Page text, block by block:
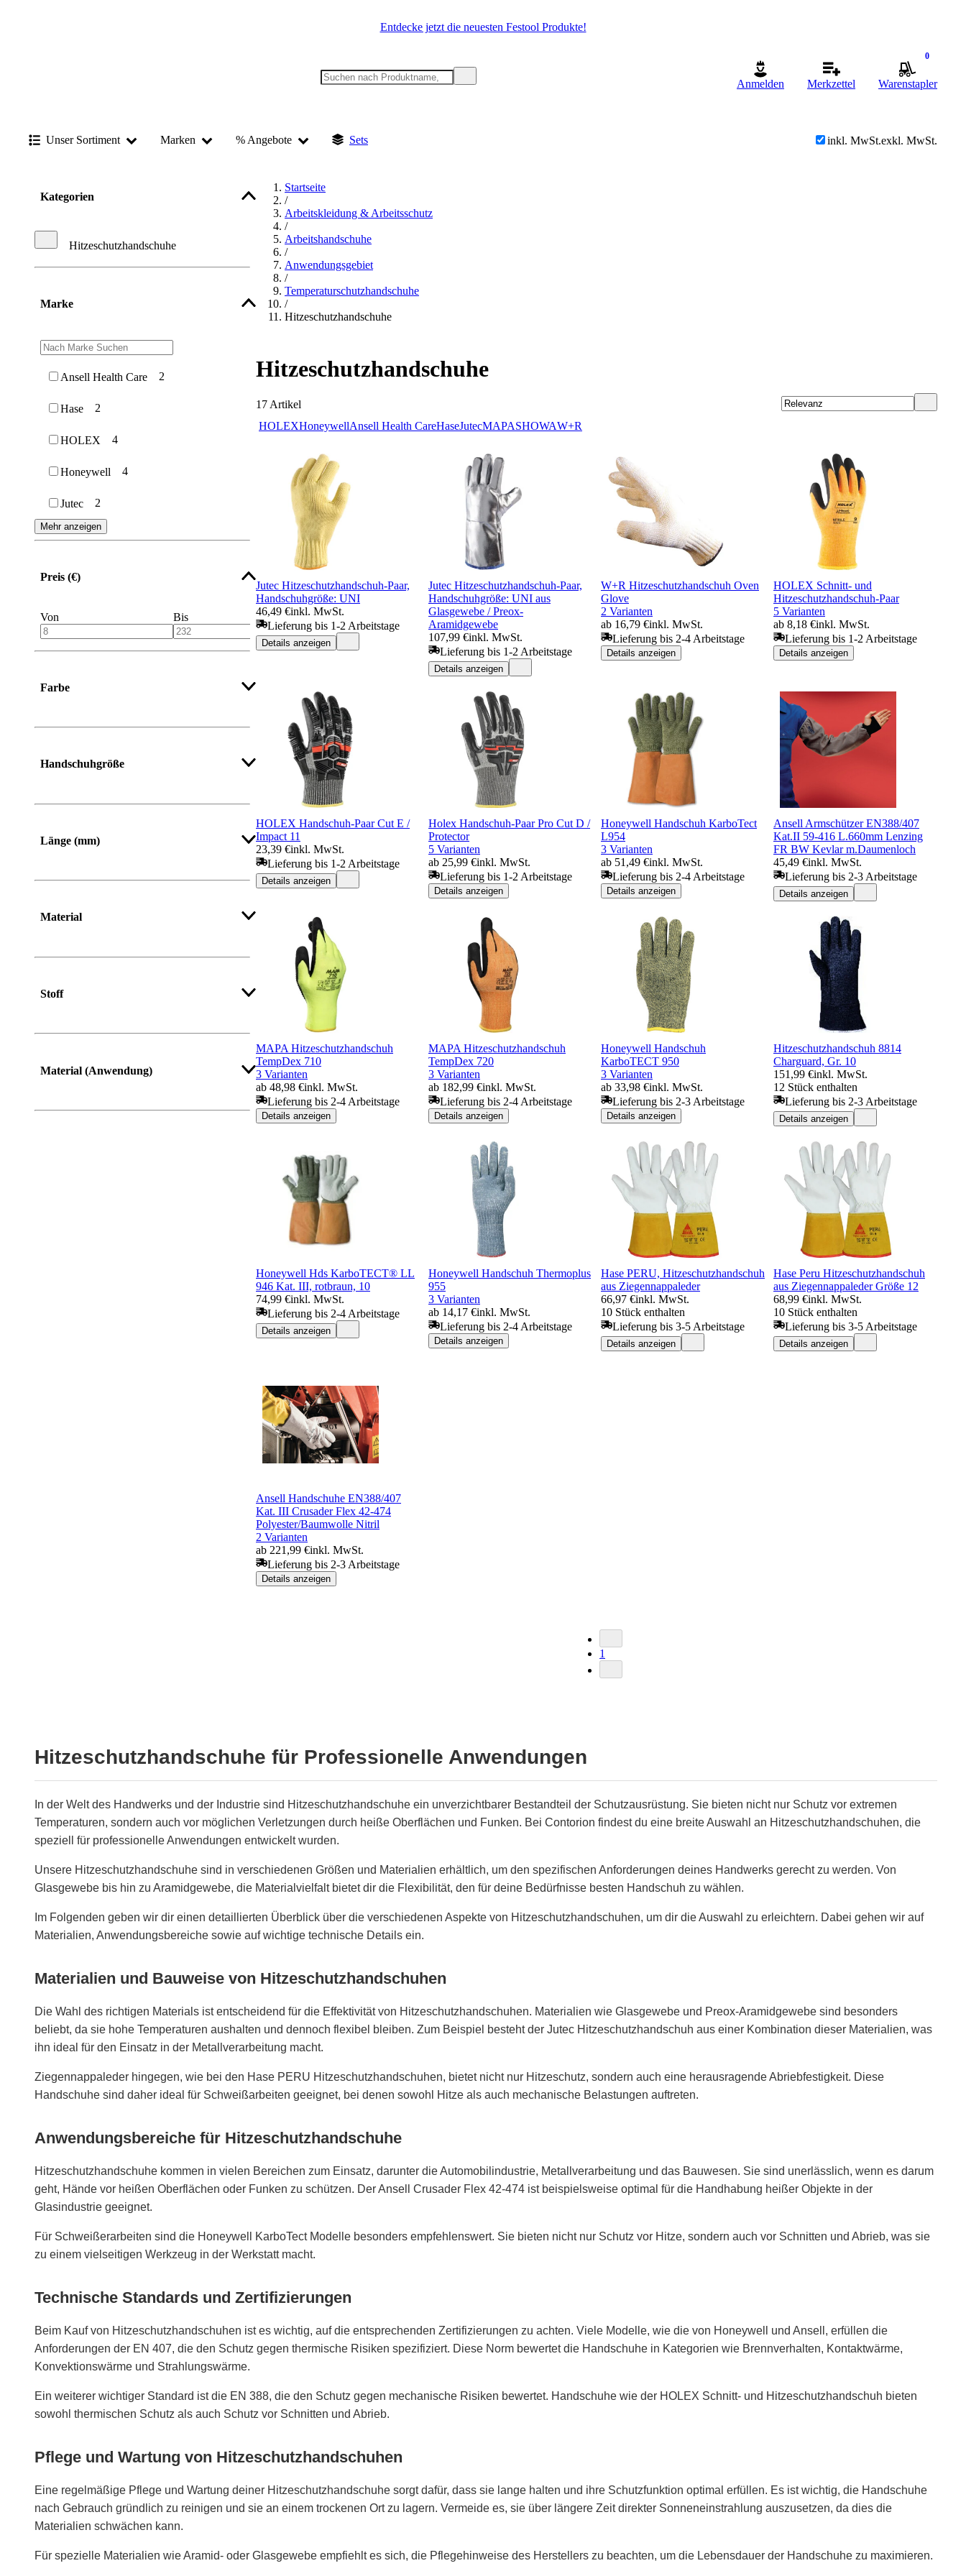
Entdecke jetzt die neuesten Festool Produkte!
Anmelden Merkzettel
0
Warenstapler
Unser Sortiment Marken % Angebote Sets inkl. MwSt.exkl. MwSt.
Kategorien
Hitzeschutzhandschuhe
Marke
Ansell Health Care 2
Hase 2
HOLEX 4
Honeywell 4
Jutec 2
Mehr anzeigen
Preis (€)
Von Bis
Farbe
Handschuhgröße
Länge (mm)
Von Bis
Material
Stoff
Material (Anwendung)
Startseite
/
Arbeitskleidung & Arbeitsschutz
/
Arbeitshandschuhe
/
Anwendungsgebiet
/
Temperaturschutzhandschuhe
/
Hitzeschutzhandschuhe
Hitzeschutzhandschuhe
17 Artikel
HOLEXHoneywellAnsell Health CareHaseJutecMAPASHOWAW+R
Jutec Hitzeschutzhandschuh-Paar,
Handschuhgröße: UNI
46,49 €inkl. MwSt.
Lieferung bis 1-2 Arbeitstage
Details anzeigen
Jutec Hitzeschutzhandschuh-Paar,
Handschuhgröße: UNI aus
Glasgewebe / Preox-
Aramidgewebe
107,99 €inkl. MwSt.
Lieferung bis 1-2 Arbeitstage
Details anzeigen
W+R Hitzeschutzhandschuh Oven
Glove
2 Varianten
ab 16,79 €inkl. MwSt.
Lieferung bis 2-4 Arbeitstage
Details anzeigen
HOLEX Schnitt- und
Hitzeschutzhandschuh-Paar
5 Varianten
ab 8,18 €inkl. MwSt.
Lieferung bis 1-2 Arbeitstage
Details anzeigen
HOLEX Handschuh-Paar Cut E /
Impact 11
23,39 €inkl. MwSt.
Lieferung bis 1-2 Arbeitstage
Details anzeigen
Holex Handschuh-Paar Pro Cut D /
Protector
5 Varianten
ab 25,99 €inkl. MwSt.
Lieferung bis 1-2 Arbeitstage
Details anzeigen
Honeywell Handschuh KarboTect
L954
3 Varianten
ab 51,49 €inkl. MwSt.
Lieferung bis 2-4 Arbeitstage
Details anzeigen
Ansell Armschützer EN388/407
Kat.II 59-416 L.660mm Lenzing
FR BW Kevlar m.Daumenloch
45,49 €inkl. MwSt.
Lieferung bis 2-3 Arbeitstage
Details anzeigen
MAPA Hitzeschutzhandschuh
TempDex 710
3 Varianten
ab 48,98 €inkl. MwSt.
Lieferung bis 2-4 Arbeitstage
Details anzeigen
MAPA Hitzeschutzhandschuh
TempDex 720
3 Varianten
ab 182,99 €inkl. MwSt.
Lieferung bis 2-4 Arbeitstage
Details anzeigen
Honeywell Handschuh
KarboTECT 950
3 Varianten
ab 33,98 €inkl. MwSt.
Lieferung bis 2-3 Arbeitstage
Details anzeigen
Hitzeschutzhandschuh 8814
Charguard, Gr. 10
151,99 €inkl. MwSt.
12 Stück enthalten
Lieferung bis 2-3 Arbeitstage
Details anzeigen
Honeywell Hds KarboTECT® LL
946 Kat. III, rotbraun, 10
74,99 €inkl. MwSt.
Lieferung bis 2-4 Arbeitstage
Details anzeigen
Honeywell Handschuh Thermoplus
955
3 Varianten
ab 14,17 €inkl. MwSt.
Lieferung bis 2-4 Arbeitstage
Details anzeigen
Hase PERU, Hitzeschutzhandschuh
aus Ziegennappaleder
66,97 €inkl. MwSt.
10 Stück enthalten
Lieferung bis 3-5 Arbeitstage
Details anzeigen
Hase Peru Hitzeschutzhandschuh
aus Ziegennappaleder Größe 12
68,99 €inkl. MwSt.
10 Stück enthalten
Lieferung bis 3-5 Arbeitstage
Details anzeigen
Ansell Handschuhe EN388/407
Kat. III Crusader Flex 42-474
Polyester/Baumwolle Nitril
2 Varianten
ab 221,99 €inkl. MwSt.
Lieferung bis 2-3 Arbeitstage
Details anzeigen
1
Hitzeschutzhandschuhe für Professionelle Anwendungen
In der Welt des Handwerks und der Industrie sind Hitzeschutzhandschuhe ein unverzichtbarer Bestandteil der Schutzausrüstung. Sie bieten nicht nur Schutz vor extremen
Temperaturen, sondern auch vor möglichen Verletzungen durch heiße Oberflächen und Funken. Bei Contorion findest du eine breite Auswahl an Hitzeschutzhandschuhen, die
speziell für professionelle Anwendungen entwickelt wurden.
Unsere Hitzeschutzhandschuhe sind in verschiedenen Größen und Materialien erhältlich, um den spezifischen Anforderungen deines Handwerks gerecht zu werden. Von
Glasgewebe bis hin zu Aramidgewebe, die Materialvielfalt bietet dir die Flexibilität, den für deine Bedürfnisse besten Handschuh zu wählen.
Im Folgenden geben wir dir einen detaillierten Überblick über die verschiedenen Aspekte von Hitzeschutzhandschuhen, um dir die Auswahl zu erleichtern. Dabei gehen wir auf
Materialien, Anwendungsbereiche sowie auf wichtige technische Details ein.
Materialien und Bauweise von Hitzeschutzhandschuhen
Die Wahl des richtigen Materials ist entscheidend für die Effektivität von Hitzeschutzhandschuhen. Materialien wie Glasgewebe und Preox-Aramidgewebe sind besonders
beliebt, da sie hohe Temperaturen aushalten und dennoch flexibel bleiben. Zum Beispiel besteht der Jutec Hitzeschutzhandschuh aus einer Kombination dieser Materialien, was
ihn ideal für den Einsatz in der Metallverarbeitung macht.
Ziegennappaleder hingegen, wie bei den Hase PERU Hitzeschutzhandschuhen, bietet nicht nur Hitzeschutz, sondern auch eine herausragende Abriebfestigkeit. Diese
Handschuhe sind daher ideal für Schweißarbeiten geeignet, bei denen sowohl Hitze als auch mechanische Belastungen auftreten.
Anwendungsbereiche für Hitzeschutzhandschuhe
Hitzeschutzhandschuhe kommen in vielen Bereichen zum Einsatz, darunter die Automobilindustrie, Metallverarbeitung und das Bauwesen. Sie sind unerlässlich, wenn es darum
geht, Hände vor heißen Oberflächen oder Funken zu schützen. Der Ansell Crusader Flex 42-474 ist beispielsweise optimal für die Handhabung heißer Objekte in der
Glasindustrie geeignet.
Für Schweißerarbeiten sind die Honeywell KarboTect Modelle besonders empfehlenswert. Sie bieten nicht nur Schutz vor Hitze, sondern auch vor Schnitten und Abrieb, was sie
zu einem vielseitigen Werkzeug in der Werkstatt macht.
Technische Standards und Zertifizierungen
Beim Kauf von Hitzeschutzhandschuhen ist es wichtig, auf die entsprechenden Zertifizierungen zu achten. Viele Modelle, wie die von Honeywell und Ansell, erfüllen die
Anforderungen der EN 407, die den Schutz gegen thermische Risiken spezifiziert. Diese Norm bewertet die Handschuhe in Kategorien wie Brennverhalten, Kontaktwärme,
Konvektionswärme und Strahlungswärme.
Ein weiterer wichtiger Standard ist die EN 388, die den Schutz gegen mechanische Risiken bewertet. Handschuhe wie der HOLEX Schnitt- und Hitzeschutzhandschuh bieten
sowohl thermischen Schutz als auch Schutz vor Schnitten und Abrieb.
Pflege und Wartung von Hitzeschutzhandschuhen
Eine regelmäßige Pflege und Wartung deiner Hitzeschutzhandschuhe sorgt dafür, dass sie lange halten und ihre Schutzfunktion optimal erfüllen. Es ist wichtig, die Handschuhe
nach Gebrauch gründlich zu reinigen und sie an einem trockenen Ort zu lagern. Vermeide es, sie über längere Zeit direkter Sonneneinstrahlung auszusetzen, da dies die
Materialien schwächen kann.
Für spezielle Materialien wie Aramid- oder Glasgewebe empfiehlt es sich, die Pflegehinweise des Herstellers zu beachten, um die Lebensdauer der Handschuhe zu maximieren.